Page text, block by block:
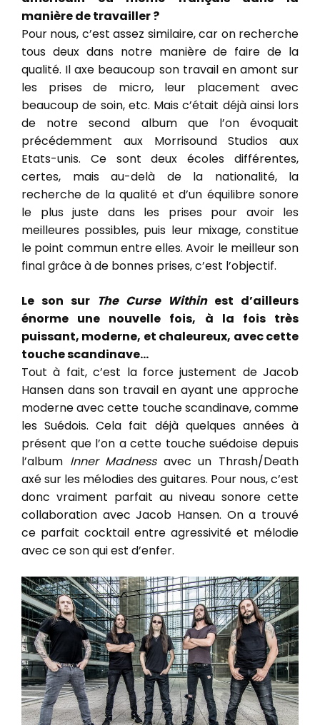
manière de travailler ?
Pour nous, c’est assez similaire, car on recherche
tous deux dans notre manière de faire de la
qualité. Il axe beaucoup son travail en amont sur
les prises de micro, leur placement avec
beaucoup de soin, etc. Mais c’était déjà ainsi lors
de notre second album que l’on évoquait
précédemment aux Morrisound Studios aux
Etats-unis. Ce sont deux écoles différentes,
certes, mais au-delà de la nationalité, la
recherche de la qualité et d’un équilibre sonore
le plus juste dans les prises pour avoir les
meilleures possibles, puis leur mixage, constitue
le point commun entre elles. Avoir le meilleur son
final grâce à de bonnes prises, c’est l’objectif.
Le son sur The Curse Withinest d’ailleurs
énorme une nouvelle fois, à la fois très
puissant, moderne, et chaleureux, avec cette
touche scandinave…
Tout à fait, c’est la force justement de Jacob
Hansen dans son travail en ayant une approche
moderne avec cette touche scandinave, comme
les Suédois. Cela fait déjà quelques années à
présent que l’on a cette touche suédoise depuis
l’album Inner Madnessavec un Thrash/Death
axé sur les mélodies des guitares. Pour nous, c’est
donc vraiment parfait au niveau sonore cette
collaboration avec Jacob Hansen. On a trouvé
ce parfait cocktail entre agressivité et mélodie
avec ce son qui est d’enfer.